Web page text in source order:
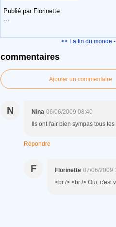
Publié par Florinette
…
<< La fin du monde
commentaires
Ajouter un commentaire
N Nina 06/06/2009 08:40
Ils ont l'air bien sympas tous
Répondre
F Florinette 07/06/2009
<br /> <br /> Oui, c'est